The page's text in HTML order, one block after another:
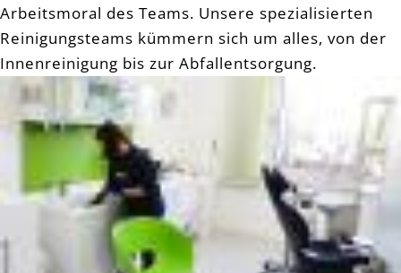
Arbeitsmoral des Teams. Unsere spezialisierten
Reinigungsteams kümmern sich um alles, von der
Innenreinigung bis zur Abfallentsorgung.